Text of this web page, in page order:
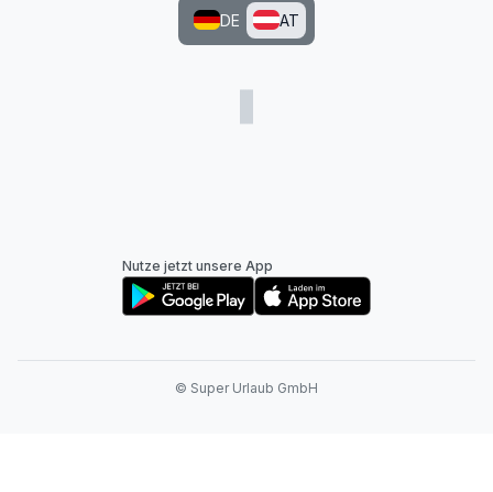
DE AT
Nutze jetzt unsere App
© Super Urlaub GmbH